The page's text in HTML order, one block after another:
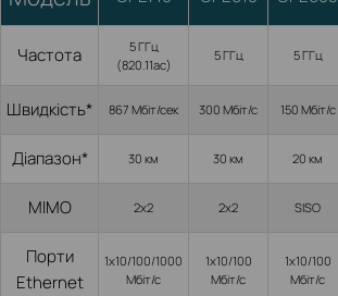
Частота
5 ГГц
(820.11ac)
5 ГГц 5 ГГц
Швидкість* 867 Мбіт/сек 300 Мбіт/с 150 Мбіт/с
Діапазон* 30 км 30 км 20 км
МІМО 2х2 2х2 SISO
Порти
Ethernet
1x10/100/1000
Мбіт/с
1x10/100
Мбіт/с
1x10/100
Мбіт/с